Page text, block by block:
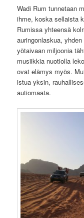
Wadi Rum tunnetaan
ihme, koska sellaista
Rumissa yhteensä
auringonlaskua,
yötaivaan miljoonia
musiikkia nuotiolla
ovat elämys myös.
istua yksin,
autiomaata.